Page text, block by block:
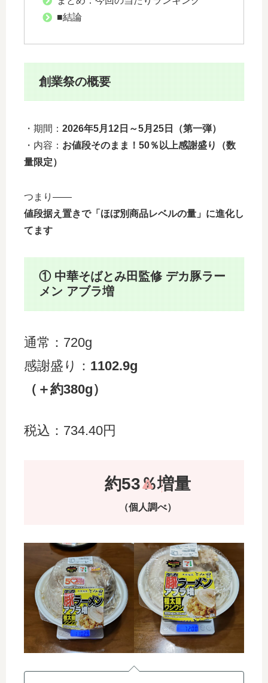
■結論
創業祭の概要
・期間： 2026年5月12日～5月25日（第一弾）
・内容： お値段そのまま！50％以上感謝盛り（数
量限定）
つまり――
値段据え置きで「ほぼ別商品レベルの量」に進化し
てます
① 中華そばとみ田監修 デカ豚ラー
メン アブラ増
通常：720g
感謝盛り： 1102.9g
（＋約380g）
税込：734.40円
約53％増量
（個人調べ）